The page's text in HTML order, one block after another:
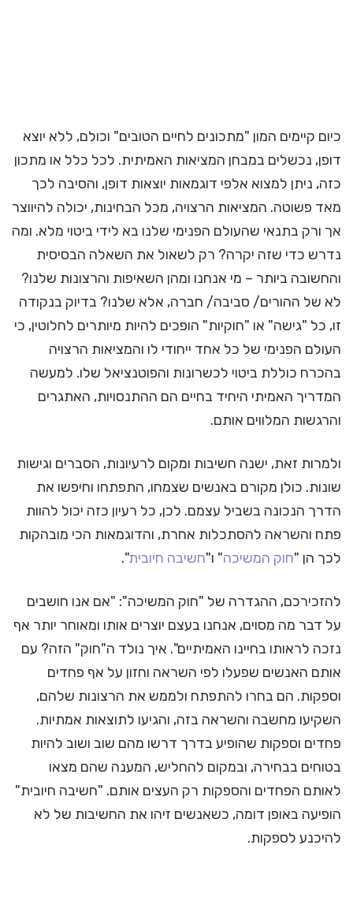
כיום קיימים המון "מתכונים לחיים הטובים" וכולם, ללא יוצא
דופן, נכשלים במבחן המציאות האמיתית. לכל כלל או מתכון
כזה, ניתן למצוא אלפי דוגמאות יוצאות דופן, והסיבה לכך
מאד פשוטה. המציאות הרצויה, מכל הבחינות, יכולה להיווצר
אך ורק בתנאי שהעולם הפנימי שלנו בא לידי ביטוי מלא. ומה
נדרש כדי שזה יקרה? רק לשאול את השאלה הבסיסית
והחשובה ביותר – מי אנחנו ומהן השאיפות והרצונות שלנו?
לא של ההורים/ סביבה/ חברה, אלא שלנו? בדיוק בנקודה
זו, כל "גישה" או "חוקיות" הופכים להיות מיותרים לחלוטין, כי
העולם הפנימי של כל אחד ייחודי לו והמציאות הרצויה
בהכרח כוללת ביטוי לכשרונות והפוטנציאל שלו. למעשה
המדריך האמיתי היחיד בחיים הם ההתנסויות, האתגרים
והרגשות המלווים אותם.
ולמרות זאת, ישנה חשיבות ומקום לרעיונות, הסברים וגישות
שונות. כולן מקורם באנשים שצמחו, התפתחו וחיפשו את
הדרך הנכונה בשביל עצמם. לכן, כל רעיון כזה יכול להוות
פתח והשראה להסתכלות אחרת, והדוגמאות הכי מובהקות
לכך הן "חוק המשיכה" ו"חשיבה חיובית".
להזכירכם, ההגדרה של "חוק המשיכה": "אם אנו חושבים
על דבר מה מסוים, אנחנו בעצם יוצרים אותו ומאוחר יותר אף
נזכה לראותו בחיינו האמיתיים". איך נולד ה"חוק" הזה? עם
אותם האנשים שפעלו לפי השראה וחזון על אף פחדים
וספקות. הם בחרו להתפתח ולממש את הרצונות שלהם,
השקיעו מחשבה והשראה בזה, והגיעו לתוצאות אמתיות.
פחדים וספקות שהופיע בדרך דרשו מהם שוב ושוב להיות
בטוחים בבחירה, ובמקום להחליש, המענה שהם מצאו
לאותם הפחדים והספקות רק העצים אותם. "חשיבה חיובית"
הופיעה באופן דומה, כשאנשים זיהו את החשיבות של לא
להיכנע לספקות.